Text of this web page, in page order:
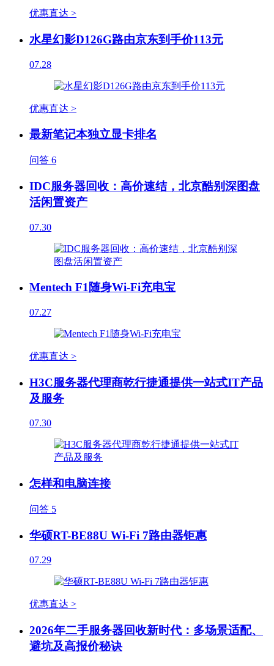
优惠直达 >
水星幻影D126G路由京东到手价113元
07.28
优惠直达 >
最新笔记本独立显卡排名
问答 6
IDC服务器回收：高价速结，北京酷别深图盘
活闲置资产
07.30
Mentech F1随身Wi-Fi充电宝
07.27
优惠直达 >
H3C服务器代理商乾行捷通提供一站式IT产品
及服务
07.30
怎样和电脑连接
问答 5
华硕RT-BE88U Wi-Fi 7路由器钜惠
07.29
优惠直达 >
2026年二手服务器回收新时代：多场景适配、
避坑及高报价秘诀